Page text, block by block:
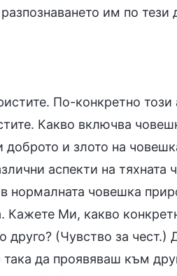
им по
По-конкретно
Какво включва
и злото на
аспекти на
нормалната човешка
Кажете Ми, какво
друго? (Чувство за
да проявяваш към